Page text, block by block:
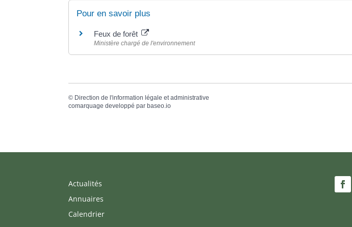
Pour en savoir plus
Feux de forêt
Ministère chargé de l'environnement
© Direction de l'information légale et administrative
comarquage developpé par baseo.io
Actualités
Annuaires
Calendrier